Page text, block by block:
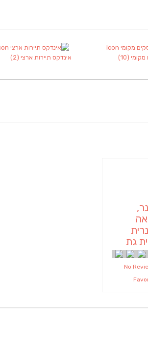
מקומי (10) אינדקס תיירות ארצי (2)
גת